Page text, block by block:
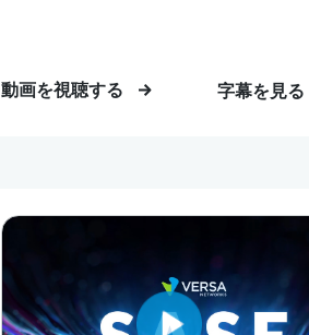
動画を視聴する 字幕を見る